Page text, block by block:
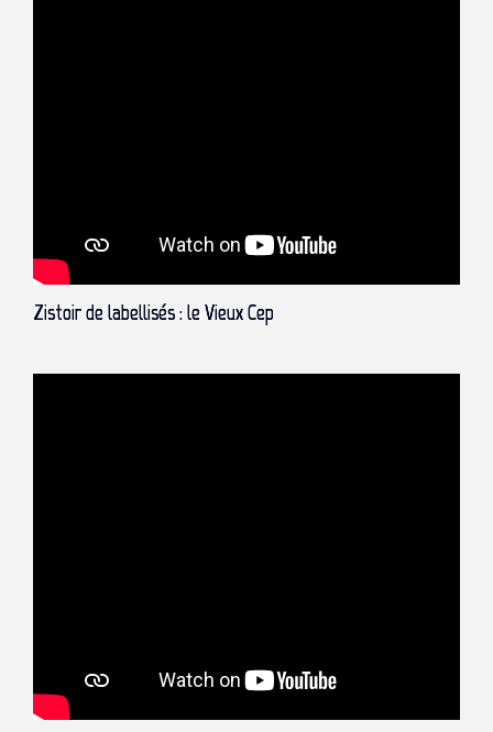
Zistoir de labellisés : le Vieux Cep